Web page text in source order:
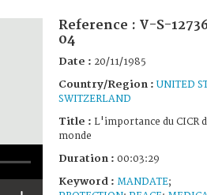
Reference : V-S-
04
Date : 20/11/1985
Country/Region : UNITED
SWITZERLAND
Title : L'importance du CICR
monde
Duration : 00:03:29
Keyword : MANDATE;